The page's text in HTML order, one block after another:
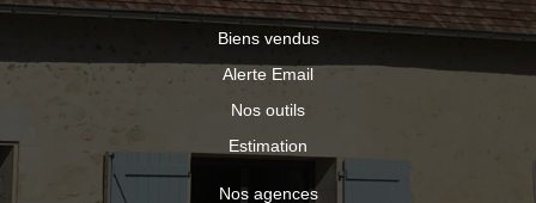
Biens vendus
Alerte Email
Nos outils
Estimation
Nos agences